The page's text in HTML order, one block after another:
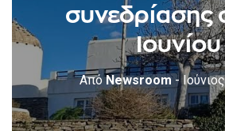
συνεδρίασης
Ιουνίου
ΑπόNewsroom -